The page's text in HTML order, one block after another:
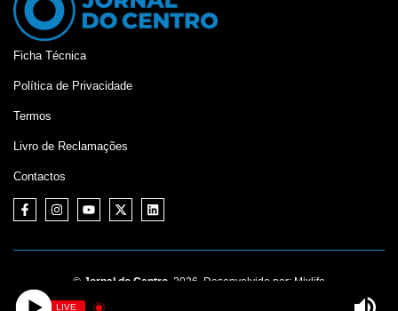
Ficha Técnica
Política de Privacidade
Termos
Livro de Reclamações
Contactos
© Jornal do Centro, 2026. Desenvolvido por: Mixlife
LIVE